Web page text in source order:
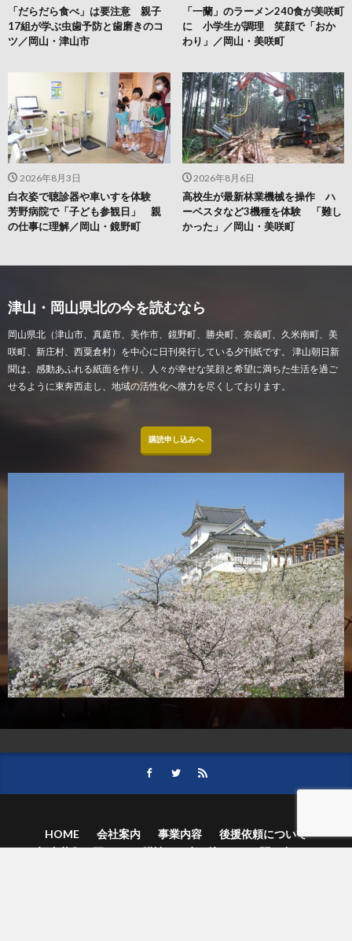
2026年8月6日
高校生が最新林業機械を操作 ハ
ーベスタなど3機種を体験 「難し
かった」／岡山・美咲町
2026年8月3日
白衣姿で聴診器や車いすを体験
芳野病院で「子ども参観日」 親
の仕事に理解／岡山・鏡野町
「一蘭」のラーメン240食が美咲町
に 小学生が調理 笑顔で「おか
わり」／岡山・美咲町
「だらだら食べ」は要注意 親子
17組が学ぶ虫歯予防と歯磨きのコ
ツ／岡山・津山市
津山・岡山県北の今を読むなら
岡山県北（津山市、真庭市、美作市、鏡野町、勝央町、奈義町、久米南町、美
咲町、新庄村、西粟倉村）を中心に日刊発行している夕刊紙です。 津山朝日新
聞は、感動あふれる紙面を作り、人々が幸せな笑顔と希望に満ちた生活を過ご
せるように東奔西走し、地域の活性化へ微力を尽くしております。
購読申し込みへ
HOME 会社案内 事業内容
後援依頼について
記事募集の要項
ご購読のお申し込み
お問い合わせ